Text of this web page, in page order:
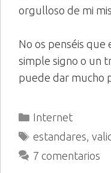
orgulloso de mi
No os penséis que
simple signo o un
puede dar mucho
Categorías
Internet
Etiquetas
estandares,
7 comentarios